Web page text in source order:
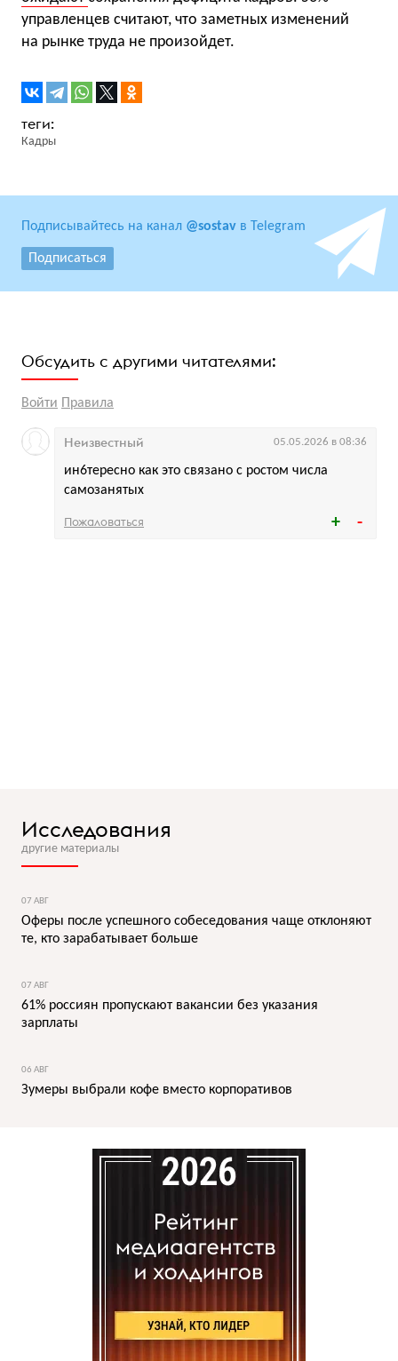
управленцев считают, что заметных изменений
на рынке труда не произойдет.
Кадры
Подписывайтесь на канал @sostav в Telegram
Подписаться
Обсудить с другими читателями:
Войти Правила
ин6тересно как это связано с ростом числа
самозанятых
Неизвестный 05.05.2026 в 08:36
Пожаловаться
Исследования
другие материалы
07 АВГ
Оферы после успешного собеседования чаще отклоняют
те, кто зарабатывает больше
07 АВГ
61% россиян пропускают вакансии без указания
зарплаты
06 АВГ
Зумеры выбрали кофе вместо корпоративов